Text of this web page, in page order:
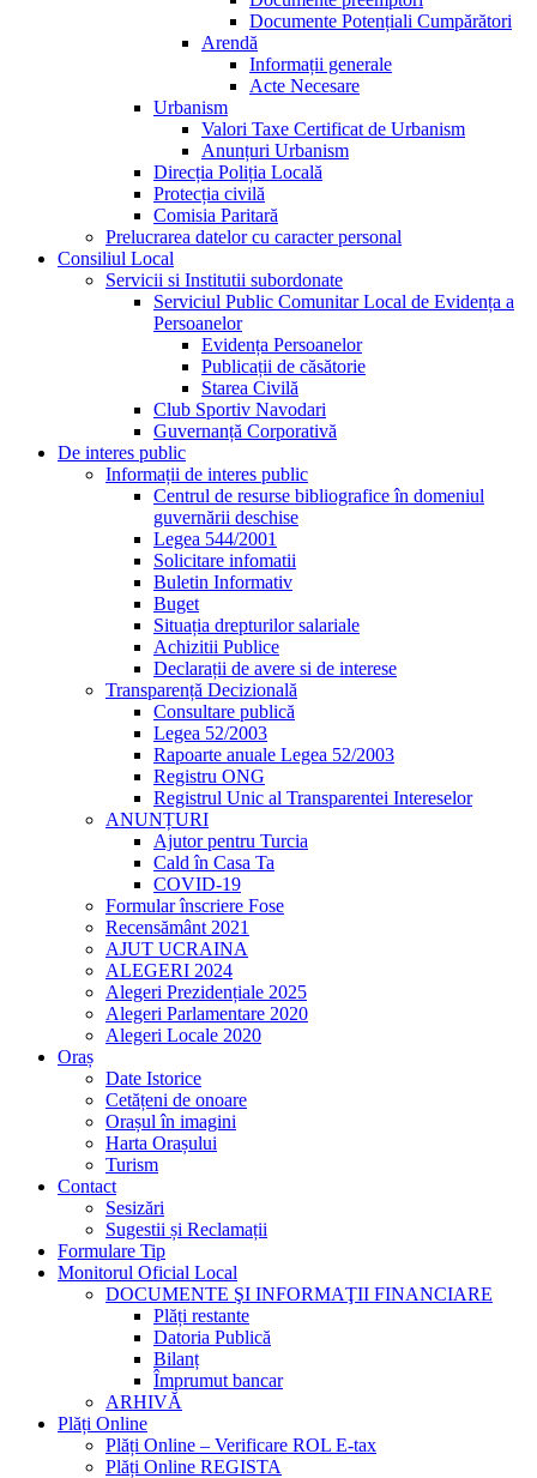
Documente Potențiali Cumpărători
Arendă
Informații generale
Acte Necesare
Urbanism
Valori Taxe Certificat de Urbanism
Anunțuri Urbanism
Direcția Poliția Locală
Protecția civilă
Comisia Paritară
Prelucrarea datelor cu caracter personal
Consiliul Local
Servicii si Institutii subordonate
Serviciul Public Comunitar Local de Evidența a
Persoanelor
Evidența Persoanelor
Publicații de căsătorie
Starea Civilă
Club Sportiv Navodari
Guvernanță Corporativă
De interes public
Informații de interes public
Centrul de resurse bibliografice în domeniul
guvernării deschise
Legea 544/2001
Solicitare infomatii
Buletin Informativ
Buget
Situația drepturilor salariale
Achizitii Publice
Declarații de avere si de interese
Transparență Decizională
Consultare publică
Legea 52/2003
Rapoarte anuale Legea 52/2003
Registru ONG
Registrul Unic al Transparentei Intereselor
ANUNȚURI
Ajutor pentru Turcia
Cald în Casa Ta
COVID-19
Formular înscriere Fose
Recensământ 2021
AJUT UCRAINA
ALEGERI 2024
Alegeri Prezidențiale 2025
Alegeri Parlamentare 2020
Alegeri Locale 2020
Oraș
Date Istorice
Cetățeni de onoare
Orașul în imagini
Harta Orașului
Turism
Contact
Sesizări
Sugestii și Reclamații
Formulare Tip
Monitorul Oficial Local
DOCUMENTE ŞI INFORMAŢII FINANCIARE
Plăți restante
Datoria Publică
Bilanț
Împrumut bancar
ARHIVĂ
Plăți Online
Plăți Online – Verificare ROL E-tax
Plăți Online REGISTA